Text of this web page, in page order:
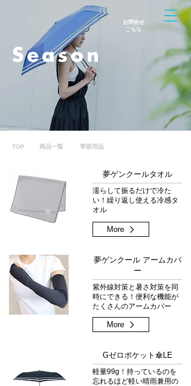
お問合せ
​こちら
Season
TOP 商品一覧 季節用品
夢ゲンクールタオル
濡らして振るだけで冷た
い！繰り返し使える冷感タ
オル
More
夢ゲンクール アームカバ
ー
紫外線対策と暑さ対策を同
時にできる！便利な機能が
たくさんのアームカバー
More
Gゼロポケット傘LE
軽量99g！持っているのを
忘れるほど軽い晴雨兼用の